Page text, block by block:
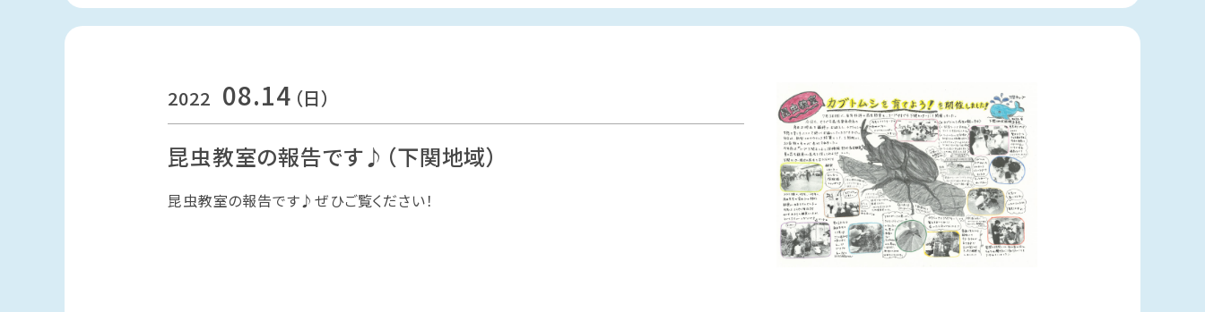
2022 08.14 （日）
昆虫教室の報告です♪（下関地域）
昆虫教室の報告です♪ぜひご覧ください！